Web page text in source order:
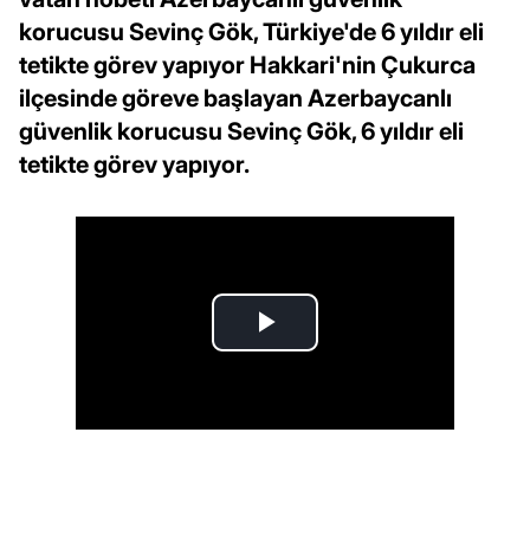
korucusu Sevinç Gök, Türkiye'de 6 yıldır eli
tetikte görev yapıyor Hakkari'nin Çukurca
ilçesinde göreve başlayan Azerbaycanlı
güvenlik korucusu Sevinç Gök, 6 yıldır eli
tetikte görev yapıyor.